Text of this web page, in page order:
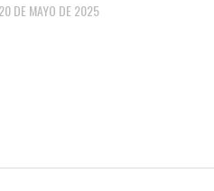
20 DE MAYO DE 2025